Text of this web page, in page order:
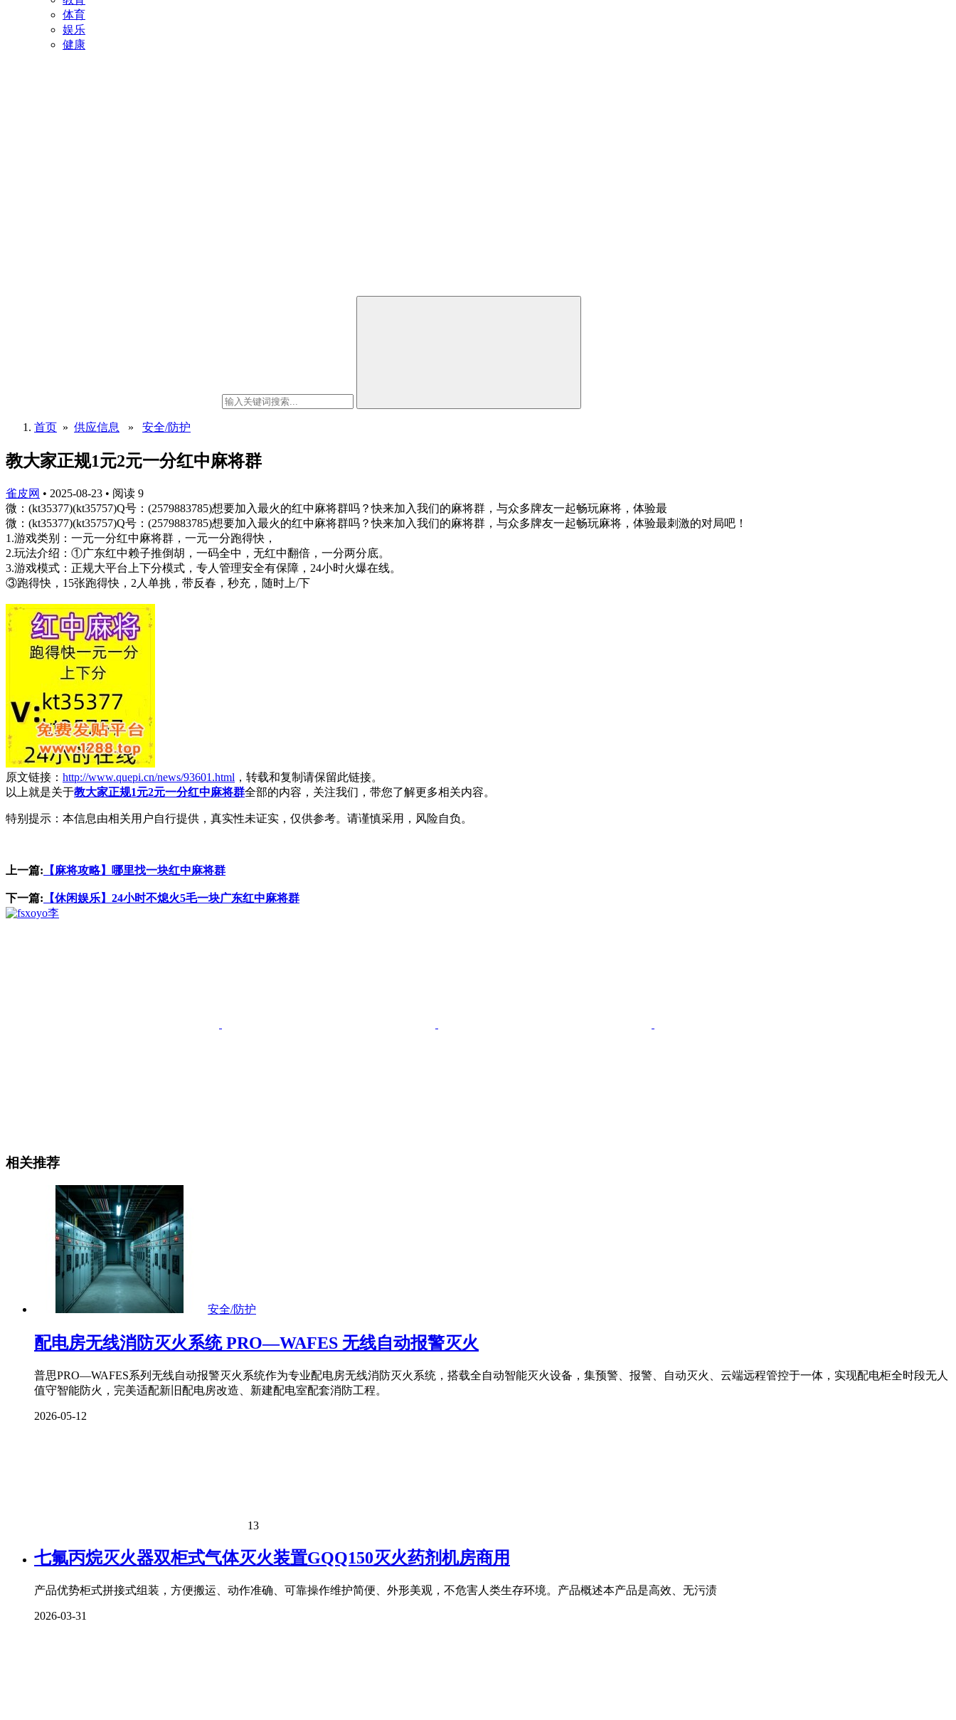
体育
娱乐
健康
首页 » 供应信息 » 安全/防护
教大家正规1元2元一分红中麻将群
雀皮网 • 2025-08-23 • 阅读 9
微：(kt35377)(kt35757)Q号：(2579883785)想要加入最火的红中麻将群吗？快来加入我们的麻将群，与众多牌友一起畅玩麻将，体验最
微：(kt35377)(kt35757)Q号：(2579883785)想要加入最火的红中麻将群吗？快来加入我们的麻将群，与众多牌友一起畅玩麻将，体验最刺激的对局吧！
1.游戏类别：一元一分红中麻将群，一元一分跑得快，
2.玩法介绍：①广东红中赖子推倒胡，一码全中，无红中翻倍，一分两分底。
3.游戏模式：正规大平台上下分模式，专人管理安全有保障，24小时火爆在线。
③跑得快，15张跑得快，2人单挑，带反春，秒充，随时上/下
原文链接： http://www.quepi.cn/news/93601.html ，转载和复制请保留此链接。
以上就是关于教大家正规1元2元一分红中麻将群全部的内容，关注我们，带您了解更多相关内容。
特别提示：本信息由相关用户自行提供，真实性未证实，仅供参考。请谨慎采用，风险自负。
上一篇: 【麻将攻略】哪里找一块红中麻将群
下一篇: 【休闲娱乐】24小时不熄火5毛一块广东红中麻将群
李
相关推荐
安全/防护
配电房无线消防灭火系统 PRO—WAFES 无线自动报警灭火
普思PRO—WAFES系列无线自动报警灭火系统作为专业配电房无线消防灭火系统，搭载全自动智能灭火设备，集预警、报警、自动灭火、云端远程管控于一体，实现配电柜全时段无人
值守智能防火，完美适配新旧配电房改造、新建配电室配套消防工程。
2026-05-12
13
七氟丙烷灭火器双柜式气体灭火装置GQQ150灭火药剂机房商用
产品优势柜式拼接式组装，方便搬运、动作准确、可靠操作维护简便、外形美观，不危害人类生存环境。产品概述本产品是高效、无污渍
2026-03-31